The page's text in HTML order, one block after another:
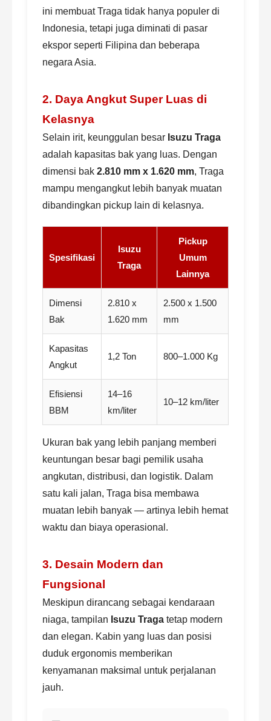
ini membuat Traga tidak hanya populer di
Indonesia, tetapi juga diminati di pasar
ekspor seperti Filipina dan beberapa
negara Asia.
2. Daya Angkut Super Luas di
Kelasnya
Selain irit, keunggulan besar Isuzu Traga
adalah kapasitas bak yang luas. Dengan
dimensi bak 2.810 mm x 1.620 mm, Traga
mampu mengangkut lebih banyak muatan
dibandingkan pickup lain di kelasnya.
Spesifikasi
Isuzu
Traga
Pickup
Umum
Lainnya
Dimensi
Bak
2.810 x
1.620 mm
2.500 x 1.500
mm
Kapasitas
Angkut
1,2 Ton 800–1.000 Kg
Efisiensi
BBM
14–16
km/liter
10–12 km/liter
Ukuran bak yang lebih panjang memberi
keuntungan besar bagi pemilik usaha
angkutan, distribusi, dan logistik. Dalam
satu kali jalan, Traga bisa membawa
muatan lebih banyak — artinya lebih hemat
waktu dan biaya operasional.
3. Desain Modern dan
Fungsional
Meskipun dirancang sebagai kendaraan
niaga, tampilan Isuzu Traga tetap modern
dan elegan. Kabin yang luas dan posisi
duduk ergonomis memberikan
kenyamanan maksimal untuk perjalanan
jauh.